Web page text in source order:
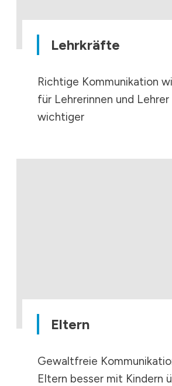
Lehrkräfte
Richtige Kommunikation
für Lehrerinnen und
wichtiger
Eltern
Gewaltfreie
Eltern besser mit Kindern